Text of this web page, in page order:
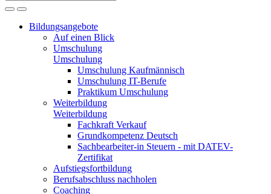
Bildungsangebote
Auf einen Blick
Umschulung
Umschulung
Umschulung Kaufmännisch
Umschulung IT-Berufe
Praktikum Umschulung
Weiterbildung
Weiterbildung
Fachkraft Verkauf
Grundkompetenz Deutsch
Sachbearbeiter-in Steuern - mit DATEV-
Zertifikat
Aufstiegsfortbildung
Berufsabschluss nachholen
Coaching